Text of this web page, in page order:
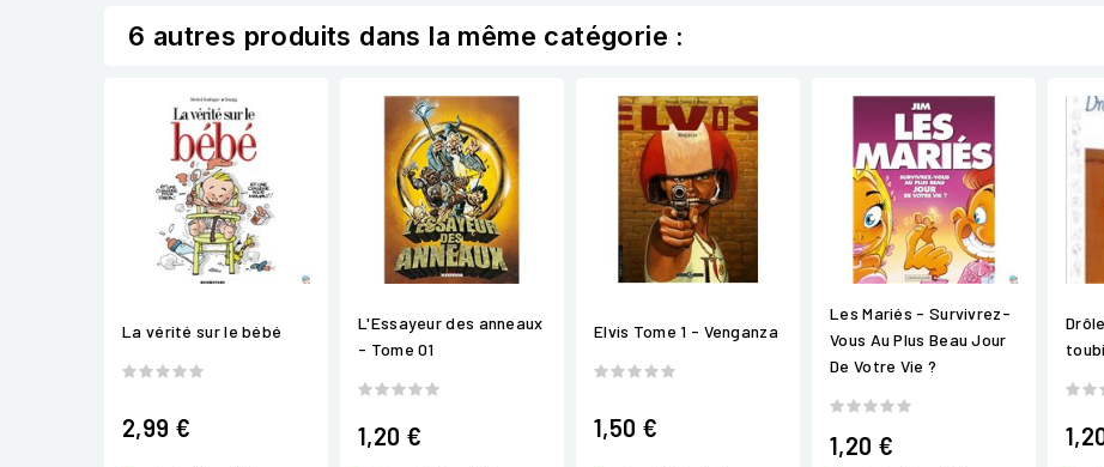
6 autres produits dans la même catégorie :
La vérité sur le bébé
2,99 €
L'Essayeur des anneaux
- Tome 01
1,20 €
Elvis Tome 1 - Venganza
1,50 €
Les Mariés - Survivrez-
Vous Au Plus Beau Jour
De Votre Vie ?
1,20 €